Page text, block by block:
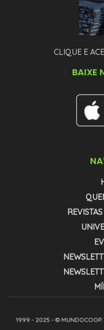
CLIQUE E
BAIXE
1999 - 2025 - © MUNDOCOOP.